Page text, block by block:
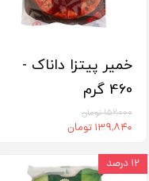
خمیر پیتزا داناک -
460 گرم
۱۵۲,۰۰۰ تومان
۱۳۹,۸۴۰ تومان
۱۲ درصد